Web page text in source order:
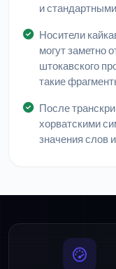
и
Носители
могут заметно
штокавского
такие
После
хорватскими
значения слов